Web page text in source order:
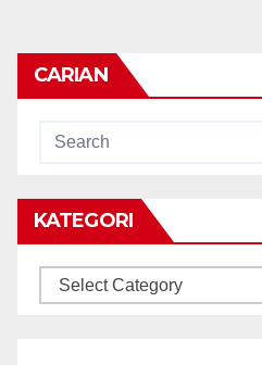
CARIAN
KATEGORI
KATEGORI